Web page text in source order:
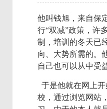
他叫钱旭，来自保
行“双减”政策，许
制，培训的冬天已
向、大势所需的。
自己也可以从中受
于是他就在网上开
校，通过浏览网站